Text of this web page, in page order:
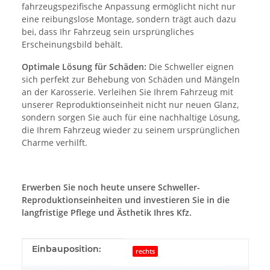
fahrzeugspezifische Anpassung ermöglicht nicht nur
eine reibungslose Montage, sondern trägt auch dazu
bei, dass Ihr Fahrzeug sein ursprüngliches
Erscheinungsbild behält.
Optimale Lösung für Schäden: Die Schweller eignen
sich perfekt zur Behebung von Schäden und Mängeln
an der Karosserie. Verleihen Sie Ihrem Fahrzeug mit
unserer Reproduktionseinheit nicht nur neuen Glanz,
sondern sorgen Sie auch für eine nachhaltige Lösung,
die Ihrem Fahrzeug wieder zu seinem ursprünglichen
Charme verhilft.
Erwerben Sie noch heute unsere Schweller-
Reproduktionseinheiten und investieren Sie in die
langfristige Pflege und Ästhetik Ihres Kfz.
Produkteigenschaft
Wert
Einbauposition: rechts